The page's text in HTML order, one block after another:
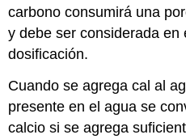
carbono consumirá una
y debe ser considerada en
dosificación.
Cuando se agrega cal al
presente en el agua se
calcio si se agrega